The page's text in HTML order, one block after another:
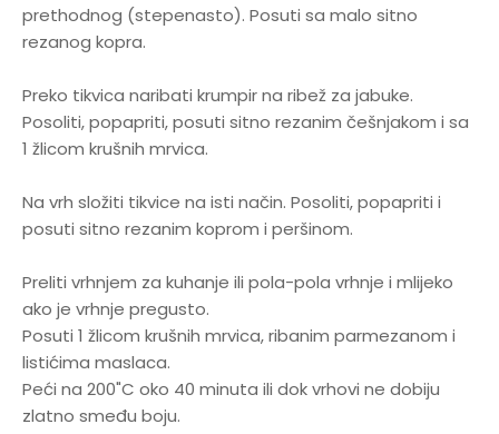
prethodnog (stepenasto). Posuti sa malo sitno
rezanog kopra.
Preko tikvica naribati krumpir na ribež za jabuke.
Posoliti, popapriti, posuti sitno rezanim češnjakom i sa
1 žlicom krušnih mrvica.
Na vrh složiti tikvice na isti način. Posoliti, popapriti i
posuti sitno rezanim koprom i peršinom.
Preliti vrhnjem za kuhanje ili pola-pola vrhnje i mlijeko
ako je vrhnje pregusto.
Posuti 1 žlicom krušnih mrvica, ribanim parmezanom i
listićima maslaca.
Peći na 200"C oko 40 minuta ili dok vrhovi ne dobiju
zlatno smeđu boju.